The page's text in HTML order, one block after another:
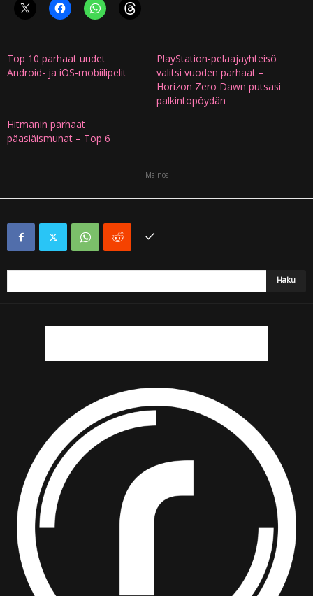
Top 10 parhaat uudet
Android- ja iOS-mobiilipelit
PlayStation-pelaajayhteisö
valitsi vuoden parhaat –
Horizon Zero Dawn putsasi
palkintopöydän
Hitmanin parhaat
pääsiäismunat – Top 6
Mainos